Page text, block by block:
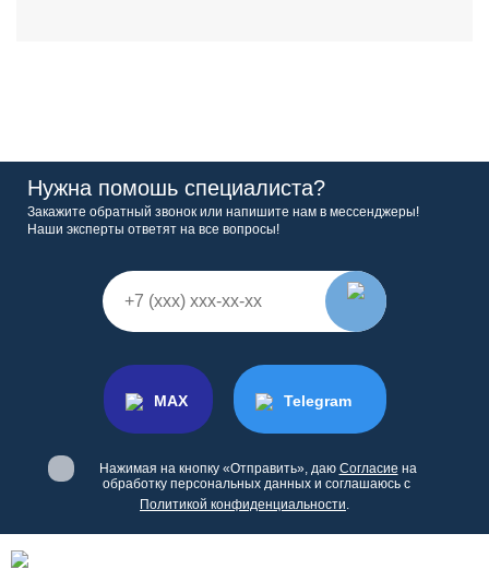
Нужна помошь специалиста?
Закажите обратный звонок или напишите нам в мессенджеры!
Наши эксперты ответят на все вопросы!
MAX Telegram
Нажимая на кнопку «Отправить», даю Согласие на
обработку персональных данных и соглашаюсь с
Политикой конфиденциальности.